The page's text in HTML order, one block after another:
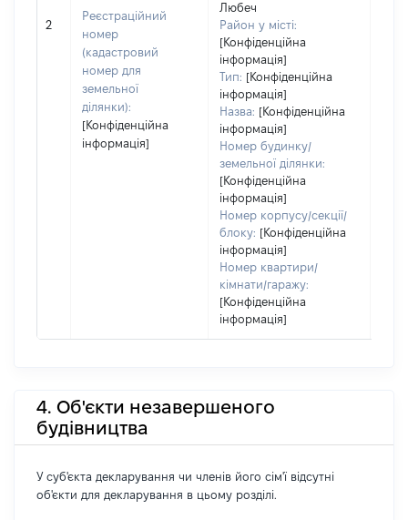
2
Реєстраційний
номер
(кадастровий
номер для
земельної
ділянки):
[Конфіденційна
інформація]
Любеч
Район у місті:
[Конфіденційна
інформація]
Тип: [Конфіденційна
інформація]
Назва: [Конфіденційна
інформація]
Номер будинку/
земельної ділянки:
[Конфіденційна
інформація]
Номер корпусу/секції/
блоку: [Конфіденційна
інформація]
Номер квартири/
кімнати/гаражу:
[Конфіденційна
інформація]
4. Об'єкти незавершеного
будівництва
У суб'єкта декларування чи членів його сім'ї відсутні
об'єкти для декларування в цьому розділі.